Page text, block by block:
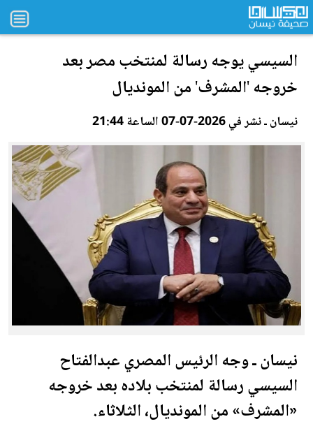
السيسي يوجه رسالة لمنتخب مصر بعد
خروجه 'المشرف' من المونديال
نيسان ـ نشر في 2026-07-07 الساعة 21:44
نيسان ـ وجه الرئيس المصري عبدالفتاح
السيسي رسالة لمنتخب بلاده بعد خروجه
«المشرف» من المونديال، الثلاثاء.